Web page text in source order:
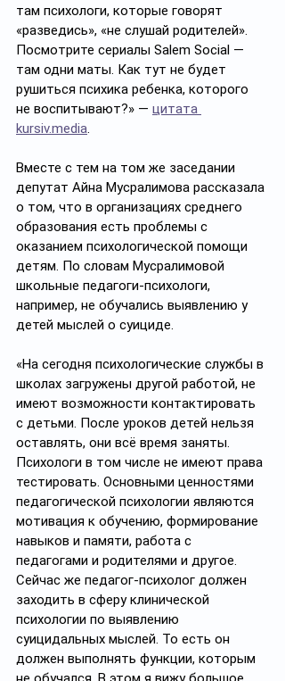
там психологи, которые говорят
«разведись», «не слушай родителей».
Посмотрите сериалы Salem Social —
там одни маты. Как тут не будет
рушиться психика ребенка, которого
не воспитывают?» — цитата
kursiv.media.
Вместе с тем на том же заседании
депутат Айна Мусралимова рассказала
о том, что в организациях среднего
образования есть проблемы с
оказанием психологической помощи
детям. По словам Мусралимовой
школьные педагоги-психологи,
например, не обучались выявлению у
детей мыслей о суициде.
«На сегодня психологические службы в
школах загружены другой работой, не
имеют возможности контактировать
с детьми. После уроков детей нельзя
оставлять, они всё время заняты.
Психологи в том числе не имеют права
тестировать. Основными ценностями
педагогической психологии являются
мотивация к обучению, формирование
навыков и памяти, работа с
педагогами и родителями и другое.
Сейчас же педагог-психолог должен
заходить в сферу клинической
психологии по выявлению
суицидальных мыслей. То есть он
должен выполнять функции, которым